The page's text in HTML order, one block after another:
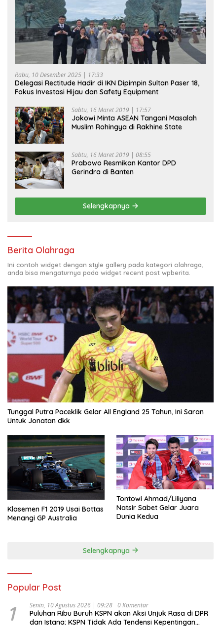
Rabu, 10 Desember 2025 | 17:33
Delegasi Rectitude Hadir di IKN Dipimpin Sultan Paser 18,
Fokus Investasi Hijau dan Safety Equipment
Sabtu, 16 Maret 2019 | 17:57
Jokowi Minta ASEAN Tangani Masalah
Muslim Rohingya di Rakhine State
Sabtu, 16 Maret 2019 | 08:55
Prabowo Resmikan Kantor DPD
Gerindra di Banten
Selengkapnya
Berita Olahraga
Ini contoh widget dengan style gallery pada kategori olahraga,
anda bisa mengaturnya pada widget recent post wpberita.
Tunggal Putra Paceklik Gelar All England 25 Tahun, Ini Saran
Untuk Jonatan dkk
Klasemen F1 2019 Usai Bottas
Menangi GP Australia
Tontowi Ahmad/Liliyana
Natsir Sabet Gelar Juara
Dunia Kedua
Selengkapnya
Popular Post
1 Senin, 10 Agustus 2026 | 09:28 0 Komentar
Puluhan Ribu Buruh KSPN akan Aksi Unjuk Rasa di DPR
dan Istana: KSPN Tidak Ada Tendensi Kepentingan